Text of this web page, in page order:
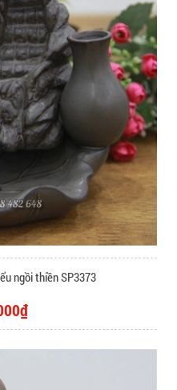
ngồi thiền SP3373